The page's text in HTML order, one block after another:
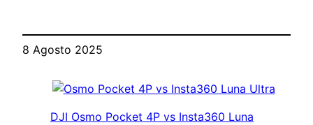
all’acquisto
8 Agosto 2025
DJI Osmo Pocket 4P vs Insta360 Luna